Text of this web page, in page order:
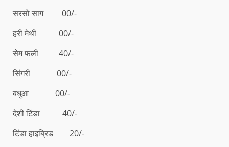
सरसो साग 00/-
हरी मेथी 00/-
सेम फली 40/-
सिंगरी 00/-
बधुआ 00/-
देशी टिंडा 40/-
टिंडा हाइब्रिड 20/-